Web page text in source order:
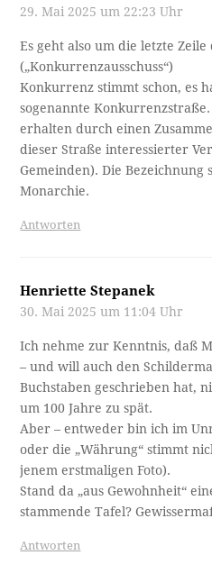
29. Mai 2025 um 22:23 Uhr
Es geht also um die letzte Zeile
(„Konkurrenzausschuss“)
Konkurrenz stimmt schon, es
sogenannte
erhalten durch einen
dieser Straße interessierter
Gemeinden). Die Bezeichnung
Monarchie.
Antworten
Henriette Stepanek
30. Mai 2025 um 11:04 Uhr
Ich nehme zur Kenntnis, daß
– und will auch den
Buchstaben geschrieben hat,
um 100 Jahre zu spät.
Aber – entweder bin ich im
oder die „Währung“ stimmt
jenem erstmaligen Foto).
Stand da „aus Gewohnheit“
stammende Tafel?
Antworten